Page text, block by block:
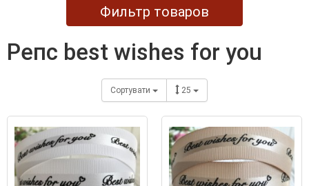
Фильтр товаров
репс best wishes for you
Сортувати 25